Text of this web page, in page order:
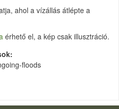
ahol a vízállás átlépte a
érhető el, a kép csak illusztráció.
floods